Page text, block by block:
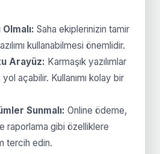
Saha ekiplerinizin tamir
kullanabilmesi önemlidir.
Arayüz: Karmaşık yazılımlar
açabilir. Kullanımı kolay bir
Sunmalı: Online ödeme,
raporlama gibi özelliklere
tercih edin.